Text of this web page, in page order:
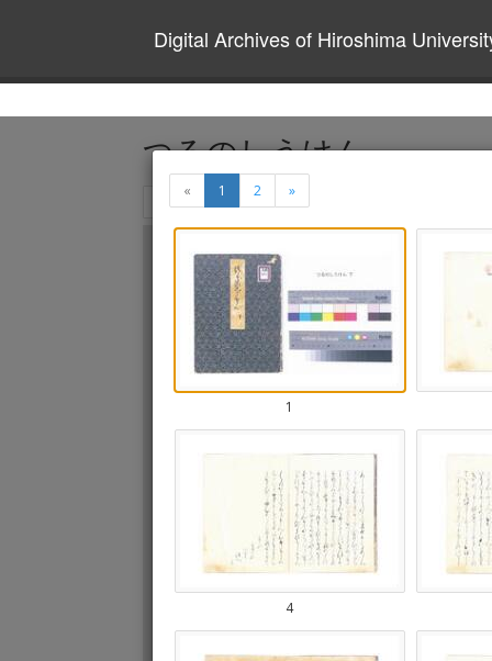
Digital Archives of Hiroshima